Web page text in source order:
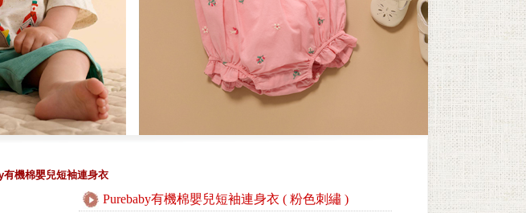
有機棉嬰兒短袖連身衣
Purebaby有機棉嬰兒短袖連身衣 ( 粉色刺繡 )